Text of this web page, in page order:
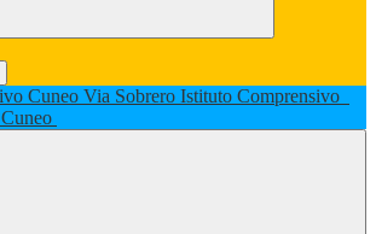
Istituto Comprensivo
Cuneo